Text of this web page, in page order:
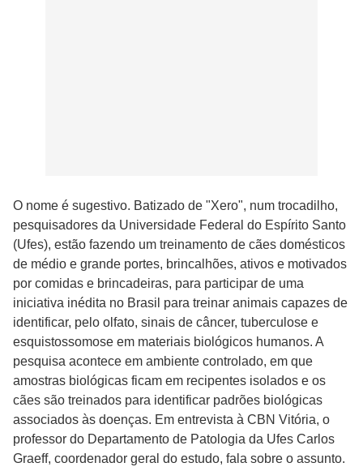
O nome é sugestivo. Batizado de "Xero", num trocadilho,
pesquisadores da Universidade Federal do Espírito Santo
(Ufes), estão fazendo um treinamento de cães domésticos
de médio e grande portes, brincalhões, ativos e motivados
por comidas e brincadeiras, para participar de uma
iniciativa inédita no Brasil para treinar animais capazes de
identificar, pelo olfato, sinais de câncer, tuberculose e
esquistossomose em materiais biológicos humanos. A
pesquisa acontece em ambiente controlado, em que
amostras biológicas ficam em recipentes isolados e os
cães são treinados para identificar padrões biológicas
associados às doenças. Em entrevista à CBN Vitória, o
professor do Departamento de Patologia da Ufes Carlos
Graeff, coordenador geral do estudo, fala sobre o assunto.